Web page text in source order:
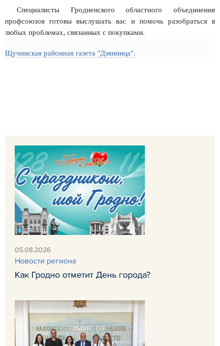
Специалисты Гродненского областного объединения
профсоюзов готовы выслушать вас и помочь разобраться в
любых проблемах, связанных с покупками.
Щучинская районная газета "Дзянница".
05.08.2026
Новости региона
Как Гродно отметит День города?